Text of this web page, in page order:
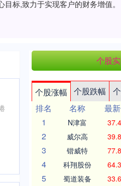
标,致力于实现客户的财务增值。
个股
个股涨幅 个股跌幅
排名
名称 最
1
N津富
2 威尔高
3 锴威特
4 科翔股份
5 蜀道装备